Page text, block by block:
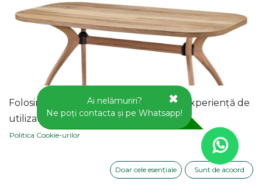
Folosim cookie-uri pentru a vă oferi o experiență de
utilizator mai bună pe acest site web.
Politica Cookie-urilor
Doar cele esențiale Sunt de acoord
Ai nelămuriri?
Ne poți contacta și pe Whatsapp!